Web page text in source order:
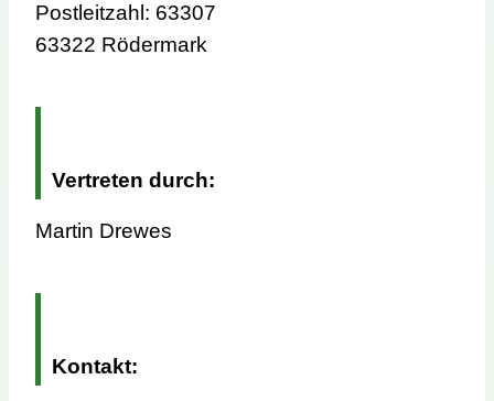
Postleitzahl: 63307
63322 Rödermark
Vertreten durch:
Martin Drewes
Kontakt: